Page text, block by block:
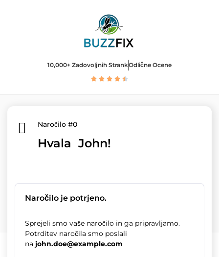
10,000+ Zadovoljnih StrankOdlične Ocene
    
Naročilo #0
Hvala John!
Naročilo je potrjeno.
Sprejeli smo vaše naročilo in ga pripravljamo.
Potrditev naročila smo poslali
na john.doe@example.com